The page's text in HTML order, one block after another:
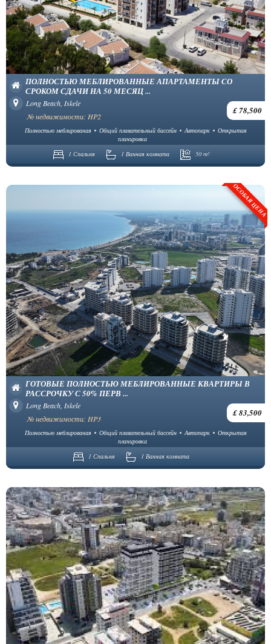
ПОЛНОСТЬЮ МЕБЛИРОВАННЫЕ АПАРТАМЕНТЫ СО
СРОКОМ СДАЧИ НА 50 МЕСЯЦ ...
Long Beach, Iskele
£ 78,500
№ недвижимости: HP2
Полностью меблированая Общий плавательный бассейн Автопарк
Открытая
планировка
1 Спальня
1 Ванная комната 50 m²
ОСОБАЯ ЦЕНА
ГОТОВЫЕ ПОЛНОСТЬЮ МЕБЛИРОВАННЫЕ КВАРТИРЫ В
РАССРОЧКУ С 50% ПЕРВ ...
Long Beach, Iskele
£ 83,500
№ недвижимости: HP3
Полностью меблированая Общий плавательный бассейн Автопарк
Открытая
планировка
1 Спальня
1 Ванная комната